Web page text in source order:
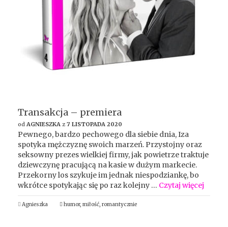
Transakcja – premiera
od AGNIESZKA z 7 LISTOPADA 2020
Pewnego, bardzo pechowego dla siebie dnia, Iza
spotyka mężczyznę swoich marzeń. Przystojny oraz
seksowny prezes wielkiej firmy, jak powietrze traktuje
dziewczynę pracującą na kasie w dużym markecie.
Przekorny los szykuje im jednak niespodziankę, bo
wkrótce spotykając się po raz kolejny … Czytaj więcej
Agnieszka humor, miłość, romantycznie